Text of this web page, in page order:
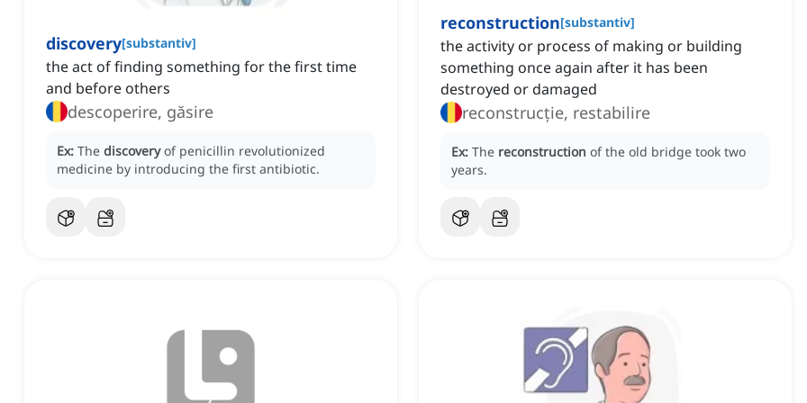
discovery[substantiv]
the act of finding something for the first time
and before others
descoperire, găsire
Ex: The discovery of penicillin revolutionized
medicine by introducing the first antibiotic.
reconstruction[substantiv]
the activity or process of making or building
something once again after it has been
destroyed or damaged
reconstrucție, restabilire
Ex: The reconstruction of the old bridge took two
years.